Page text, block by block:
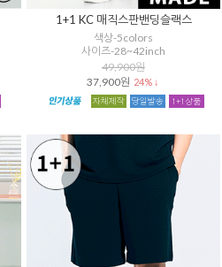
1+1 KC 매직스판밴딩슬랙스
색상-5colors
사이즈-28~42inch
49,900원
37,900원 24% ↓